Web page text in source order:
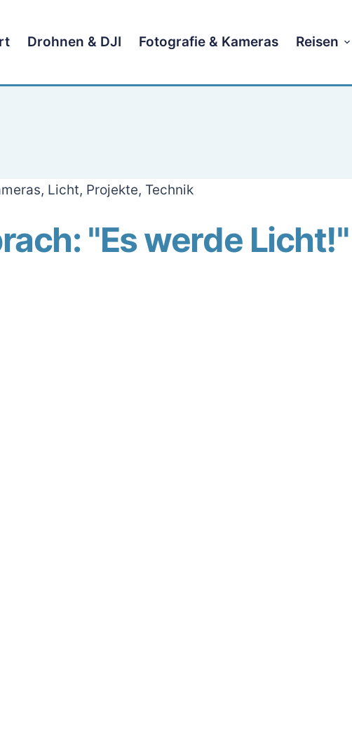
Drohnen & DJI Fotografie & Kameras Reisen
, Licht, Projekte, Technik
"Es werde Licht!"